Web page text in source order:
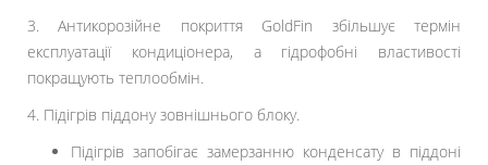
3. Антикорозійне покриття GoldFin збільшує термін
експлуатації кондиціонера, а гідрофобні властивості
покращують теплообмін.
4. Підігрів піддону зовнішнього блоку.
Підігрів запобігає замерзанню конденсату в піддоні